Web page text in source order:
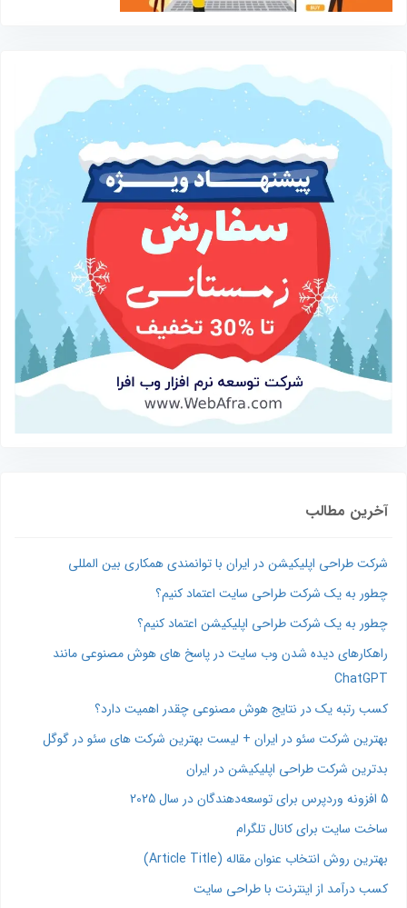
آخرین مطالب
شرکت طراحی اپلیکیشن در ایران با توانمندی همکاری بین المللی
چطور به یک شرکت طراحی سایت اعتماد کنیم؟
چطور به یک شرکت طراحی اپلیکیشن اعتماد کنیم؟
راهکارهای دیده شدن وب‌ سایت در پاسخ‌ های هوش مصنوعی مانند
ChatGPT
کسب رتبه یک در نتایج هوش مصنوعی چقدر اهمیت دارد؟
بهترین شرکت سئو در ایران + لیست بهترین شرکت های سئو در گوگل
بدترین شرکت طراحی اپلیکیشن در ایران
5 افزونه وردپرس برای توسعه‌دهندگان در سال 2025
ساخت سایت برای کانال تلگرام
بهترین روش انتخاب عنوان مقاله (Article Title)
کسب درآمد از اینترنت با طراحی سایت